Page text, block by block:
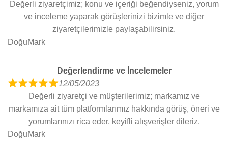
t
o
5
a
d
u
t
o
f
5
Değerli ziyaretçimiz; konu ve içeriği beğendiyseniz, yorum
ve inceleme yaparak görüşlerinizi bizimle ve diğer
ziyaretçilerimizle paylaşabilirsiniz.
DoğuMark
Değerlendirme ve İncelemeler
R
a
t
e
d
12/05/2023
Değerli ziyaretçi ve müşterilerimiz; markamız ve
markamıza ait tüm platformlarımız hakkında görüş, öneri ve
yorumlarınızı rica eder, keyifli alışverişler dileriz.
DoğuMark